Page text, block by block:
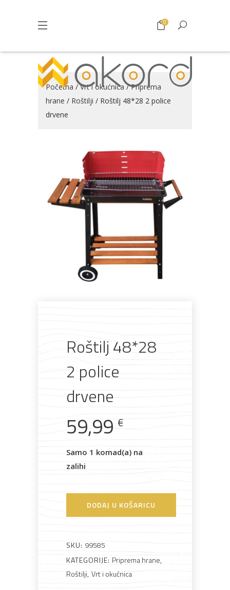
Pogledajte što je novo
u ponudi
Pločasti
materijali
Alati i
pribor okućnica
lakovi materijali
0
Početna /Vrt i okućnica/Priprema
hrane / Roštilji / Roštilj 48*28 2 police
drvene
Roštilj 48*28
2 police
drvene
59,99 €
Samo 1 komad(a) na
zalihi
DODAJ U KOŠARICU
SKU: 99585
KATEGORIJE: Priprema hrane,
Roštilji, Vrt i okućnica